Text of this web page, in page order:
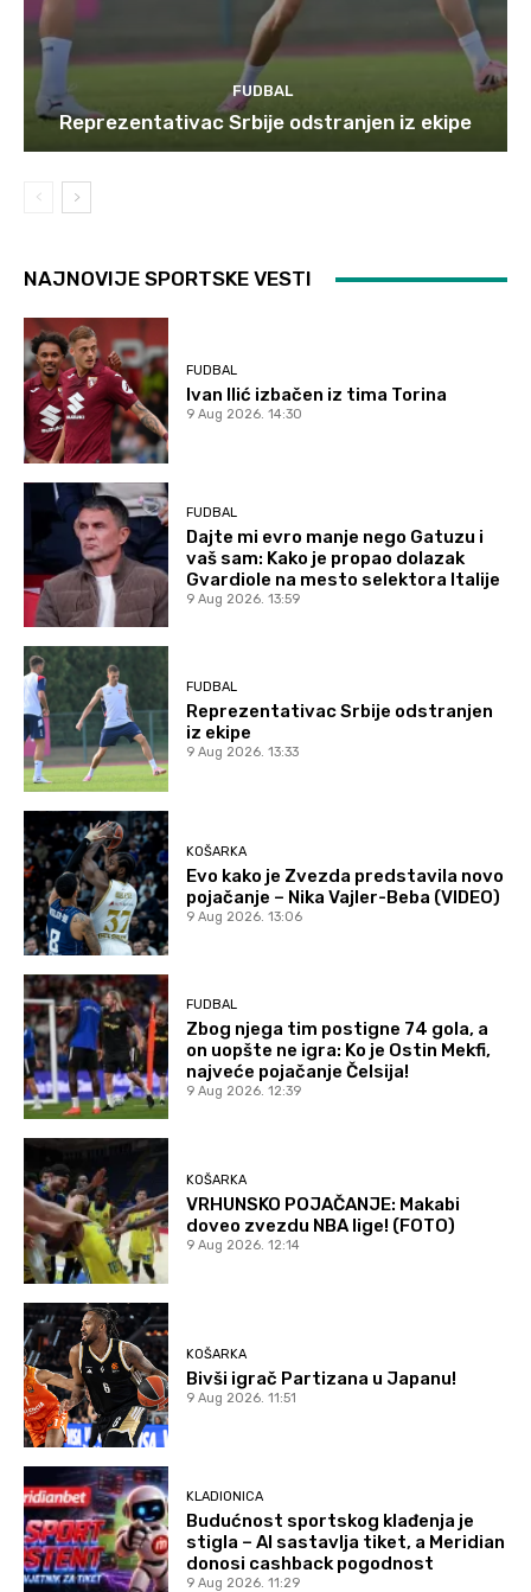
FUDBAL
Reprezentativac Srbije odstranjen iz ekipe
NAJNOVIJE SPORTSKE VESTI
FUDBAL
Ivan Ilić izbačen iz tima Torina
9 Aug 2026. 14:30
FUDBAL
Dajte mi evro manje nego Gatuzu i
vaš sam: Kako je propao dolazak
Gvardiole na mesto selektora Italije
9 Aug 2026. 13:59
FUDBAL
Reprezentativac Srbije odstranjen
iz ekipe
9 Aug 2026. 13:33
KOŠARKA
Evo kako je Zvezda predstavila novo
pojačanje – Nika Vajler-Beba (VIDEO)
9 Aug 2026. 13:06
FUDBAL
Zbog njega tim postigne 74 gola, a
on uopšte ne igra: Ko je Ostin Mekfi,
najveće pojačanje Čelsija!
9 Aug 2026. 12:39
KOŠARKA
VRHUNSKO POJAČANJE: Makabi
doveo zvezdu NBA lige! (FOTO)
9 Aug 2026. 12:14
KOŠARKA
Bivši igrač Partizana u Japanu!
9 Aug 2026. 11:51
KLADIONICA
Budućnost sportskog klađenja je
stigla – AI sastavlja tiket, a Meridian
donosi cashback pogodnost
9 Aug 2026. 11:29